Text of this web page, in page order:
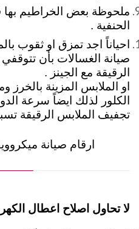
ملحوظة بعض الخراطيم بها
الحنفية .
احياناً اجد تمزق او ثقوب
صيانة الغسالات بأن
الرقيقة مع الجينز .
او الملابس المزينة بالخرز
الكلور لذلك ايضاً سرعة
تجفيف الملابس الرقيقة
ارقام صيانة
لا تحاول اصلاح اعطال